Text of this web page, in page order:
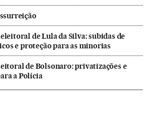
de Lula da Silva: subidas de
e proteção para as minorias
de Bolsonaro: privatizações e
a Polícia